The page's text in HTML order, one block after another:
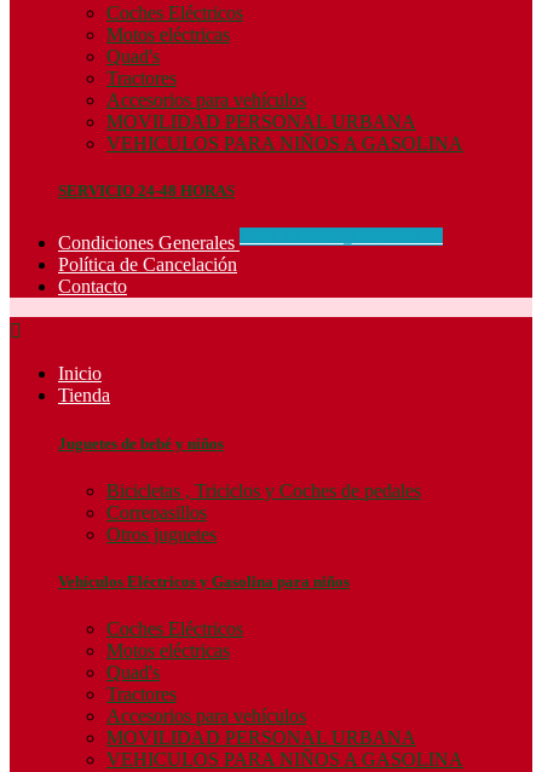
Coches Eléctricos
Motos eléctricas
Quad's
Tractores
Accesorios para vehículos
MOVILIDAD PERSONAL URBANA
VEHICULOS PARA NIÑOS A GASOLINA
SERVICIO 24-48 HORAS
Condiciones Generales
Política de Cancelación
Contacto

Inicio
Tienda
Juguetes de bebé y niños
Bicicletas , Triciclos y Coches de pedales
Correpasillos
Otros juguetes
Vehículos Eléctricos y Gasolina para niños
Coches Eléctricos
Motos eléctricas
Quad's
Tractores
Accesorios para vehículos
MOVILIDAD PERSONAL URBANA
VEHICULOS PARA NIÑOS A GASOLINA